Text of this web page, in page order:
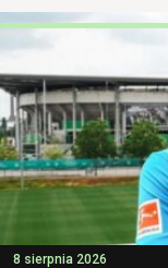
8 sierpnia 2026